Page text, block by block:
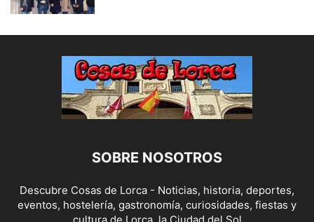
SOBRE NOSOTROS
Descubre Cosas de Lorca - Noticias, historia, deportes,
eventos, hostelería, gastronomía, curiosidades, fiestas y